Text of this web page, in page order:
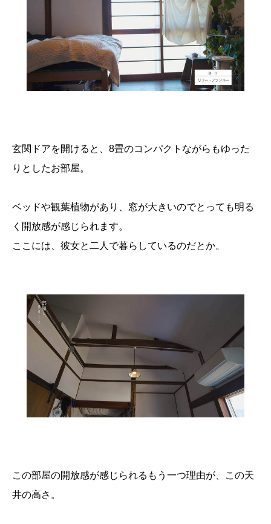
玄関ドアを開けると、8畳のコンパクトながらもゆった
りとしたお部屋。
ベッドや観葉植物があり、窓が大きいのでとっても明る
く開放感が感じられます。
ここには、彼女と二人で暮らしているのだとか。
この部屋の開放感が感じられるもう一つ理由が、この天
井の高さ。